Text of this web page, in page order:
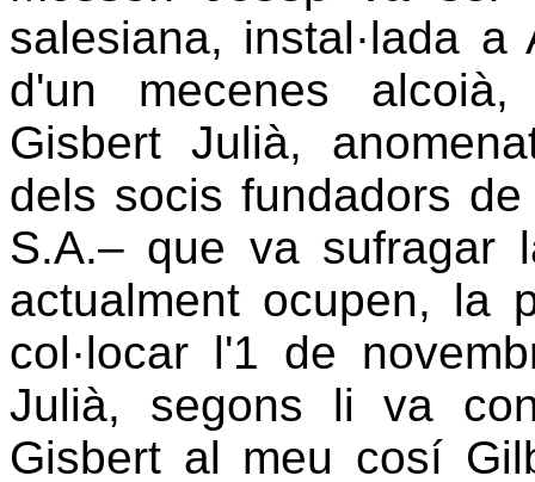
salesiana, instal·lada
d'un mecenes
Gisbert Julià,
dels socis fundadors
S.A.– que va sufragar
actualment ocupen, la
col·locar l'1 de
Julià, segons li va
Gisbert al meu cosí